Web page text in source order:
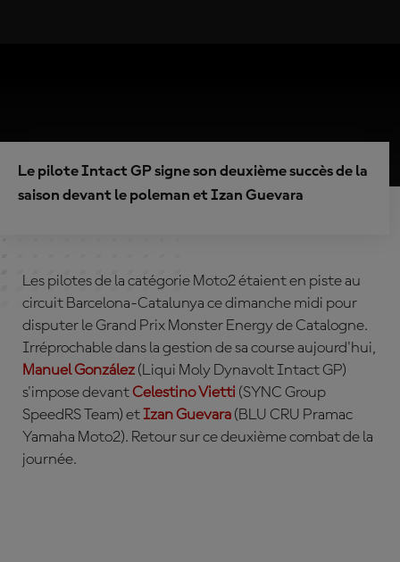
Le pilote Intact GP signe son deuxième succès de la
saison devant le poleman et Izan Guevara
Les pilotes de la catégorie Moto2 étaient en piste au
circuit Barcelona-Catalunya ce dimanche midi pour
disputer le Grand Prix Monster Energy de Catalogne.
Irréprochable dans la gestion de sa course aujourd'hui,
Manuel González (Liqui Moly Dynavolt Intact GP)
s'impose devantCelestino Vietti (SYNC Group
SpeedRS Team) etIzan Guevara (BLU CRU Pramac
Yamaha Moto2). Retour sur ce deuxième combat de la
journée.